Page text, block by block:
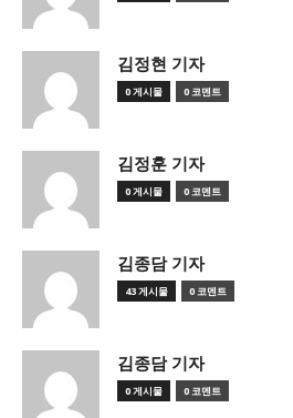
김정현 기자
0 게시물 0 코멘트
김정훈 기자
0 게시물 0 코멘트
김종담 기자
43 게시물 0 코멘트
김종담 기자
0 게시물 0 코멘트